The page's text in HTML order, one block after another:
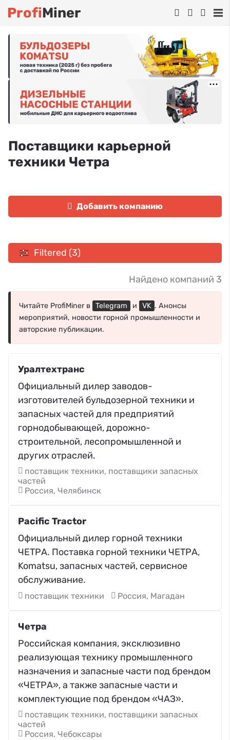
ProfiMiner
Поставщики карьерной
техники Четра
Добавить компанию
Filtered (3)
Найдено компаний 3
Читайте ProfiMiner в Telegram и VK . Анонсы
мероприятий, новости горной промышленности и
авторские публикации.
Уралтехтранс
Официальный дилер заводов-
изготовителей бульдозерной техники и
запасных частей для предприятий
горнодобывающей, дорожно-
строительной, лесопромышленной и
других отраслей.
поставщик техники, поставщики запасных
частей
Россия, Челябинск
Pacific Tractor
Официальный дилер горной техники
ЧЕТРА. Поставка горной техники ЧЕТРА,
Komatsu, запасных частей, сервисное
обслуживание.
поставщик техники Россия, Магадан
Четра
Российская компания, эксклюзивно
реализующая технику промышленного
назначения и запасные части под брендом
«ЧЕТРА», а также запасные части и
комплектующие под брендом «ЧАЗ».
поставщик техники, поставщики запасных
частей
Россия, Чебоксары